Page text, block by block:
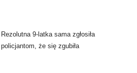
Rezolutna 9-latka sama zgłosiła
policjantom, że się zgubiła